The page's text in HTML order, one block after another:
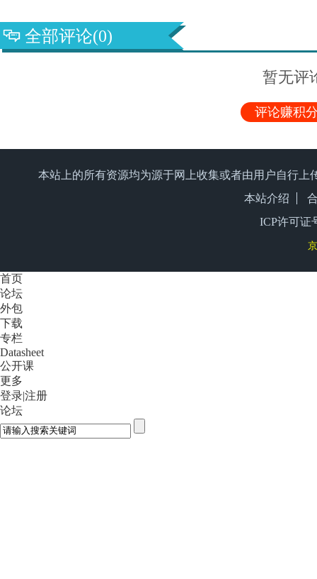
全部评论(0)
暂无评
评论赚积
本站上的所有资源均为源于网上收集或者由用户自行
本站介绍
ICP许可证
首页
论坛
外包
下载
专栏
Datasheet
公开课
更多
登录|注册
论坛